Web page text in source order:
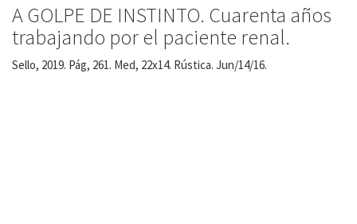
A GOLPE DE INSTINTO. Cuarenta años
trabajando por el paciente renal.
Sello, 2019. Pág, 261. Med, 22x14. Rústica. Jun/14/16.